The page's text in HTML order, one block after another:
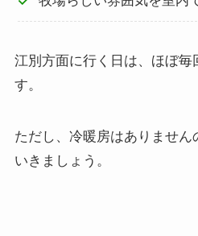
江別方面に行く日は、ほぼ
す。
ただし、冷暖房はありません
いきましょう。